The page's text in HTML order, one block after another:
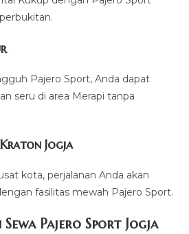
Pajero Sport, Anda dapat
seru di area Merapi tanpa
Jogja
kota, perjalanan Anda akan
fasilitas mewah Pajero Sport.
Sewa Pajero Sport Jogja